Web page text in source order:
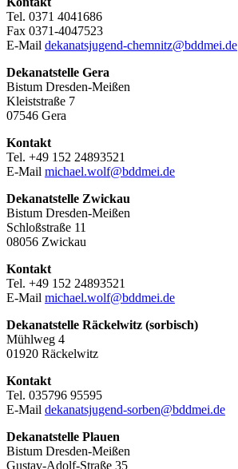
Tel. 0371 4041686
Fax 0371-4047523
E-Mail dekanatsjugend-chemnitz@bddmei.de
Dekanatstelle Gera
Bistum Dresden-Meißen
Kleiststraße 7
07546 Gera
Kontakt
Tel. +49 152 24893521
E-Mail michael.wolf@bddmei.de
Dekanatstelle Zwickau
Bistum Dresden-Meißen
Schloßstraße 11
08056 Zwickau
Kontakt
Tel. +49 152 24893521
E-Mail michael.wolf@bddmei.de
Dekanatstelle Räckelwitz (sorbisch)
Mühlweg 4
01920 Räckelwitz
Kontakt
Tel. 035796 95595
E-Mail dekanatsjugend-sorben@bddmei.de
Dekanatstelle Plauen
Bistum Dresden-Meißen
Gustav-Adolf-Straße 35